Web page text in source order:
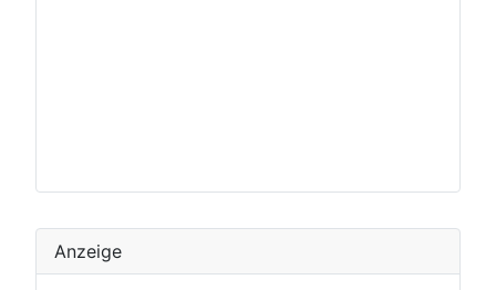
Anzeige